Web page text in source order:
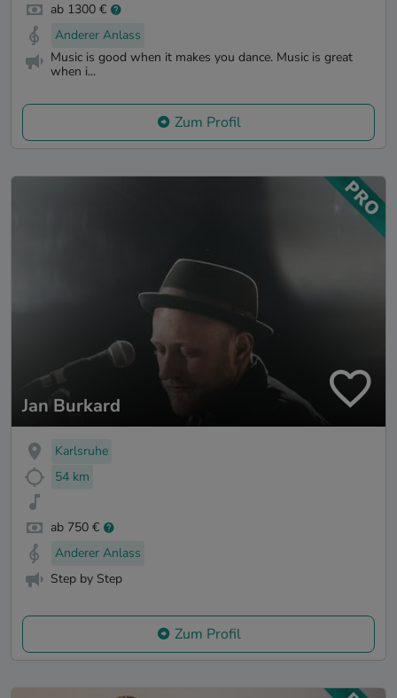
ab 1300 €
Anderer Anlass
Music is good when it makes you dance. Music is great
when i...
Zum Profil
Jan Burkard
Karlsruhe
54 km
ab 750 €
Anderer Anlass
Step by Step
Zum Profil